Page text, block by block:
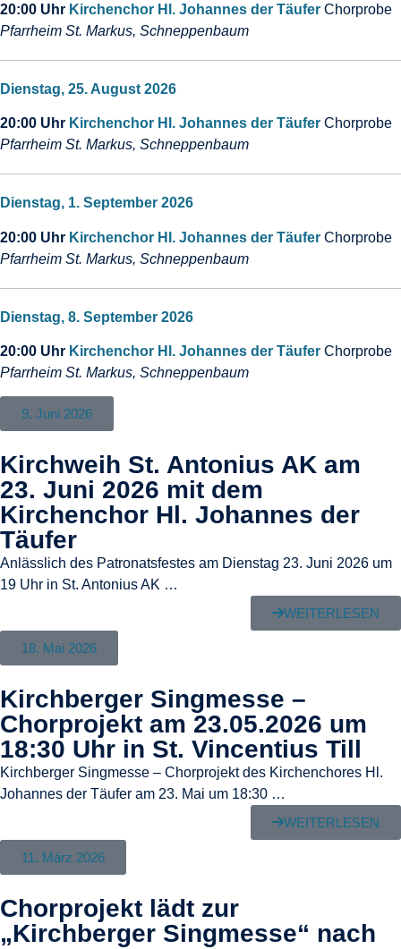
20:00 Uhr Kirchenchor Hl. Johannes der Täufer Chorprobe
Pfarrheim St. Markus, Schneppenbaum
Dienstag, 25. August 2026
20:00 Uhr Kirchenchor Hl. Johannes der Täufer Chorprobe
Pfarrheim St. Markus, Schneppenbaum
Dienstag, 1. September 2026
20:00 Uhr Kirchenchor Hl. Johannes der Täufer Chorprobe
Pfarrheim St. Markus, Schneppenbaum
Dienstag, 8. September 2026
20:00 Uhr Kirchenchor Hl. Johannes der Täufer Chorprobe
Pfarrheim St. Markus, Schneppenbaum
9. Juni 2026
Kirchweih St. Antonius AK am
23. Juni 2026 mit dem
Kirchenchor Hl. Johannes der
Täufer
Anlässlich des Patronatsfestes am Dienstag 23. Juni 2026 um
19 Uhr in St. Antonius AK …
WEITERLESEN
18. Mai 2026
Kirchberger Singmesse –
Chorprojekt am 23.05.2026 um
18:30 Uhr in St. Vincentius Till
Kirchberger Singmesse – Chorprojekt des Kirchenchores Hl.
Johannes der Täufer am 23. Mai um 18:30 …
WEITERLESEN
11. März 2026
Chorprojekt lädt zur
„Kirchberger Singmesse“ nach